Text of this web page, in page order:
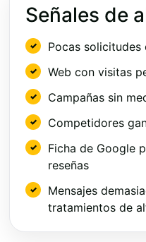
Señales de
Pocas
Web con visitas
Campañas sin
Competidores
Ficha de Google
reseñas
Mensajes
tratamientos de